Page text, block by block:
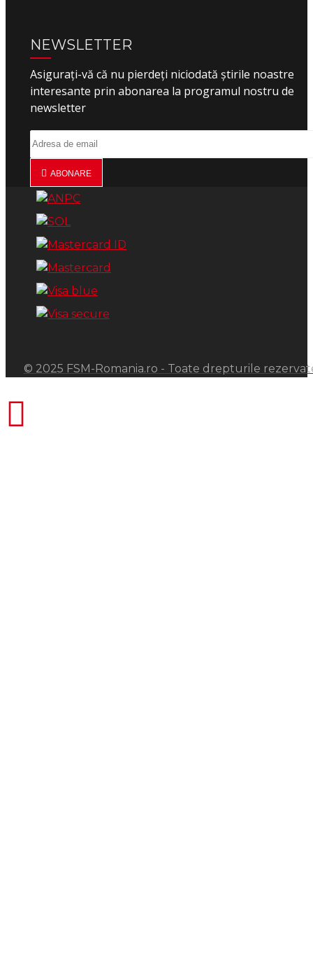
NEWSLETTER
Asigurați-vă că nu pierdeți niciodată știrile noastre
interesante prin abonarea la programul nostru de
newsletter
ABONARE
© 2025 FSM-Romania.ro - Toate drepturile